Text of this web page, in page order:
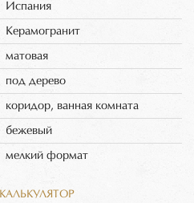
Испания
Керамогранит
матовая
под дерево
коридор, ванная комната
бежевый
мелкий формат
КАЛЬКУЛЯТОР